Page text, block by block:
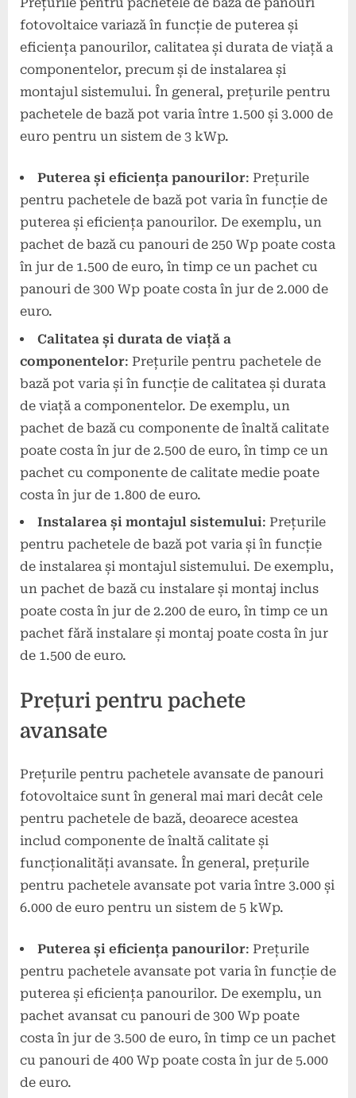
Prețurile pentru pachetele de bază de panouri
fotovoltaice variază în funcție de puterea și
eficiența panourilor, calitatea și durata de viață a
componentelor, precum și de instalarea și
montajul sistemului. În general, prețurile pentru
pachetele de bază pot varia între 1.500 și 3.000 de
euro pentru un sistem de 3 kWp.
Puterea și eficiența panourilor: Prețurile
pentru pachetele de bază pot varia în funcție de
puterea și eficiența panourilor. De exemplu, un
pachet de bază cu panouri de 250 Wp poate costa
în jur de 1.500 de euro, în timp ce un pachet cu
panouri de 300 Wp poate costa în jur de 2.000 de
euro.
Calitatea și durata de viață a
componentelor: Prețurile pentru pachetele de
bază pot varia și în funcție de calitatea și durata
de viață a componentelor. De exemplu, un
pachet de bază cu componente de înaltă calitate
poate costa în jur de 2.500 de euro, în timp ce un
pachet cu componente de calitate medie poate
costa în jur de 1.800 de euro.
Instalarea și montajul sistemului: Prețurile
pentru pachetele de bază pot varia și în funcție
de instalarea și montajul sistemului. De exemplu,
un pachet de bază cu instalare și montaj inclus
poate costa în jur de 2.200 de euro, în timp ce un
pachet fără instalare și montaj poate costa în jur
de 1.500 de euro.
Prețuri pentru pachete
avansate
Prețurile pentru pachetele avansate de panouri
fotovoltaice sunt în general mai mari decât cele
pentru pachetele de bază, deoarece acestea
includ componente de înaltă calitate și
funcționalități avansate. În general, prețurile
pentru pachetele avansate pot varia între 3.000 și
6.000 de euro pentru un sistem de 5 kWp.
Puterea și eficiența panourilor: Prețurile
pentru pachetele avansate pot varia în funcție de
puterea și eficiența panourilor. De exemplu, un
pachet avansat cu panouri de 300 Wp poate
costa în jur de 3.500 de euro, în timp ce un pachet
cu panouri de 400 Wp poate costa în jur de 5.000
de euro.